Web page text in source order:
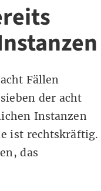
Fällen
der acht
Instanzen
ist rechtskräftig.
das